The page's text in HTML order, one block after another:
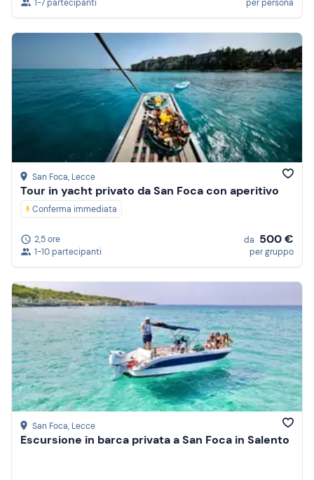
1-7 partecipanti per persona
San Foca, Lecce
Tour in yacht privato da San Foca con aperitivo
Conferma immediata
2,5 ore
1-10 partecipanti
da 500 €
per gruppo
San Foca, Lecce
Escursione in barca privata a San Foca in Salento